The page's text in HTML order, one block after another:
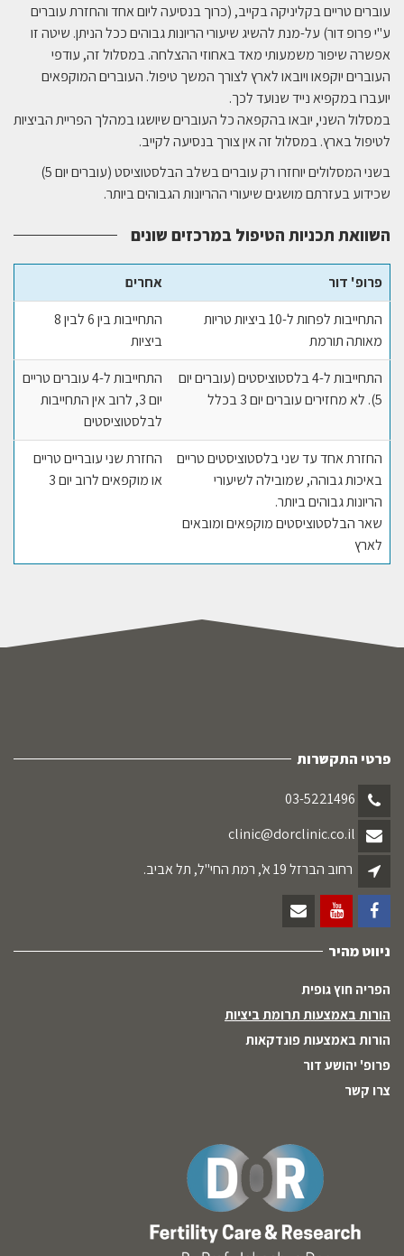
עוברים טריים בקליניקה בקייב, (כרוך בנסיעה ליום אחד והחזרת עוברים
ע"י פרופ דור) על-מנת להשיג שיעורי הריונות גבוהים ככל הניתן. שיטה זו
אפשרה שיפור משמעותי מאד באחוזי ההצלחה. במסלול זה, עודפי
העוברים יוקפאו ויובאו לארץ לצורך המשך טיפול. העוברים המוקפאים
יועברו במקפיא נייד שנועד לכך.
במסלול השני, יובאו בהקפאה כל העוברים שיושגו במהלך הפריית הביציות
לטיפול בארץ. במסלול זה אין צורך בנסיעה לקייב.
בשני המסלולים יוחזרו רק עוברים בשלב הבלסטוציסט (עוברים יום 5)
שכידוע בעזרתם מושגים שיעורי ההריונות הגבוהים ביותר.
השוואת תכניות הטיפול במרכזים שונים
פרופ' דור
אחרים
התחייבות לפחות ל-10 ביציות טריות
מאותה תורמת
התחייבות בין 6 לבין 8
ביציות
התחייבות ל-4 בלסטוציסטים (עוברים יום
5). לא מחזירים עוברים יום 3 בכלל
התחייבות ל-4 עוברים טריים
יום 3, לרוב אין התחייבות
לבלסטוציסטים
החזרת אחד עד שני בלסטוציסטים טריים
באיכות גבוהה, שמובילה לשיעורי
הריונות גבוהים ביותר.
שאר הבלסטוציסטים מוקפאים ומובאים
לארץ
החזרת שני עובריים טריים
או מוקפאים לרוב יום 3
פרטי התקשרות
03-5221496
clinic@dorclinic.co.il
רחוב הברזל 19 א', רמת החי"ל, תל אביב.
ניווט מהיר
הפריה חוץ גופית
הורות באמצעות תרומת ביציות
הורות באמצעות פונדקאות
פרופ' יהושע דור
צרו קשר